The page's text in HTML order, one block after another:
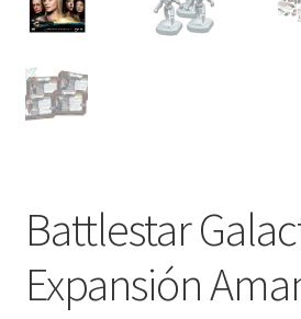
Battlestar
Expansión